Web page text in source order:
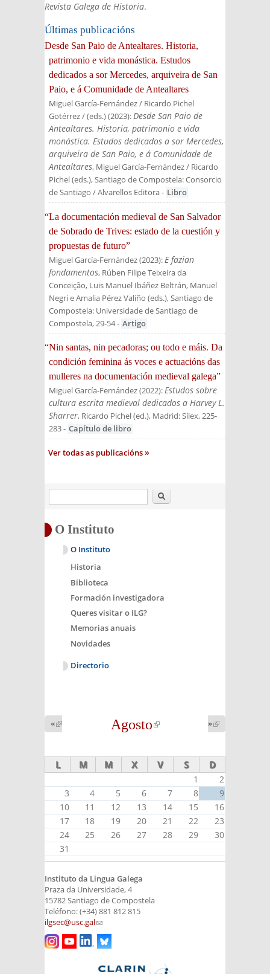
Revista Galega de Historia.
Últimas publicacións
Desde San Paio de Antealtares. Historia,
patrimonio e vida monástica. Estudos
dedicados a sor Mercedes, arquiveira de San
Paio, e á Comunidade de Antealtares
Miguel García-Fernández / Ricardo Pichel
Gotérrez / (eds.)(2023):Desde San Paio de
Antealtares. Historia, patrimonio e vida
monástica. Estudos dedicados a sor Mercedes,
arquiveira de San Paio, e á Comunidade de
Antealtares, Miguel García-Fernández / Ricardo
Pichel (eds.), Santiago de Compostela: Consorcio
de Santiago / Alvarellos Editora- Libro
“La documentación medieval de San Salvador
de Sobrado de Trives: estado de la cuestión y
propuestas de futuro”
Miguel García-Fernández(2023): E fazian
fondamentos, Rúben Filipe Teixeira da
Conceição, Luis Manuel Ibáñez Beltrán, Manuel
Negri e Amalia Pérez Valiño (eds.), Santiago de
Compostela: Universidade de Santiago de
Compostela, 29-54- Artigo
“Nin santas, nin pecadoras; ou todo e máis. Da
condición feminina ás voces e actuacións das
mulleres na documentación medieval galega”
Miguel García-Fernández(2022):Estudos sobre
cultura escrita medieval dedicados a Harvey L.
Sharrer, Ricardo Pichel (ed.), Madrid: Sílex, 225-
283- Capítulo de libro
Ver todas as publicacións
Buscar
O Instituto
O Instituto
Historia
Biblioteca
Formación investigadora
Queres visitar o ILG?
Memorias anuais
Novidades
Directorio
Agosto
(link is
«
external)
»
external)
L M M X V S D
1
2
3
4 5 6 7 8
9
10
11 12 13 14 15
16
17
18 19 20 21 22
23
24
25 26 27 28 29
30
31
Instituto da Lingua Galega
Praza da Universidade, 4
15782 Santiago de Compostela
Teléfono: (+34) 881 812 815
ilgsec@usc.gal(link sends e-mail)